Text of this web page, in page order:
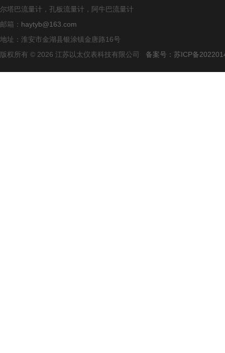
尔塔巴流量计，孔板流量计，阿牛巴流量计
邮箱： haytyb@163.com
地址：淮安市金湖县银涂镇金唐路16号
版权所有 © 2026 江苏以太仪表科技有限公司 备案号：苏ICP备